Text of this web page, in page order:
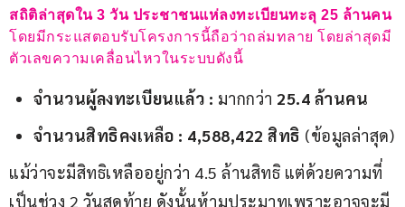
สถิติล่าสุดใน 3 วัน ประชาชนแห่ลงทะเบียนทะลุ 25 ล้านคน
โดยมีกระแสตอบรับโครงการนี้ถือว่าถล่มทลาย โดยล่าสุดมี
ตัวเลขความเคลื่อนไหวในระบบดังนี้
จำนวนผู้ลงทะเบียนแล้ว : มากกว่า 25.4 ล้านคน
จำนวนสิทธิคงเหลือ : 4,588,422 สิทธิ (ข้อมูลล่าสุด)
แม้ว่าจะมีสิทธิเหลืออยู่กว่า 4.5 ล้านสิทธิ แต่ด้วยความที่
เป็นช่วง 2 วันสุดท้าย ดังนั้นห้ามประมาทเพราะอาจจะมี